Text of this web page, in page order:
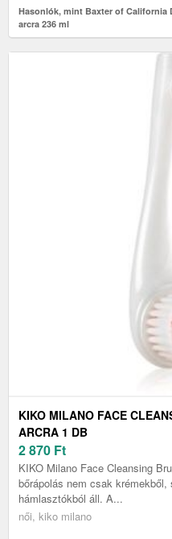
Hasonlók, mint Baxter of California
arcra 236 ml
KIKO MILANO FACE
ARCRA 1 DB
2 870 Ft
KIKO Milano Face Cleansing
bőrápolás nem csak
hámlasztókból áll. A...
női, kiko milano